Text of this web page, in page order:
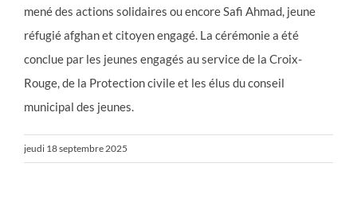
mené des actions solidaires ou encore Safi Ahmad, jeune
réfugié afghan et citoyen engagé. La cérémonie a été
conclue par les jeunes engagés au service de la Croix-
Rouge, de la Protection civile et les élus du conseil
municipal des jeunes.
jeudi 18 septembre 2025